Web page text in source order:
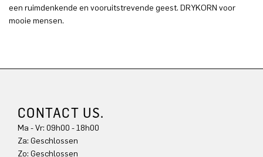
een ruimdenkende en vooruitstrevende geest. DRYKORN voor
mooie mensen.
CONTACT US.
Ma - Vr: 09h00 - 18h00
Za: Geschlossen
Zo: Geschlossen